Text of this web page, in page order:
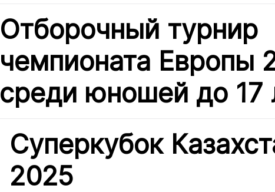
Отборочный турнир
чемпионата Европы
среди юношей до 17
Суперкубок
2025